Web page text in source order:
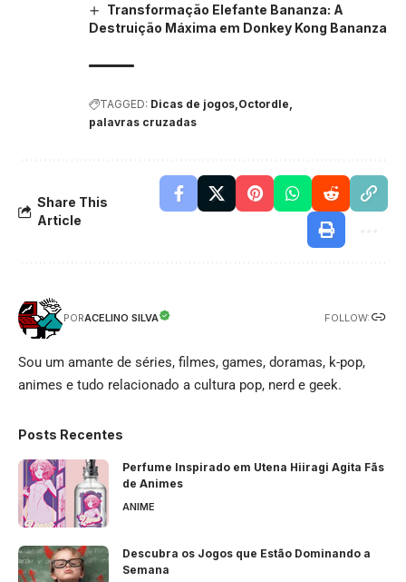
Transformação Elefante Bananza: A
Destruição Máxima em Donkey Kong Bananza
TAGGED: Dicas de jogos Octordle
palavras cruzadas
Share This
Article
PORACELINO SILVA FOLLOW:
Sou um amante de séries, filmes, games, doramas, k-pop,
animes e tudo relacionado a cultura pop, nerd e geek.
Posts Recentes
Perfume Inspirado em Utena Hiiragi Agita Fãs
de Animes
ANIME
Descubra os Jogos que Estão Dominando a
Semana